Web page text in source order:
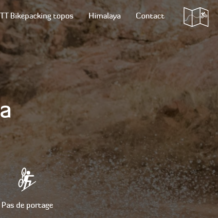
Bikepacking topos Himalaya Contact
Pas de portage
Pas de portage
Pas de portage
Pas de portage
Pas de portage